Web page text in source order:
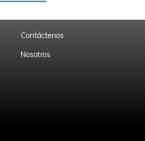
Contáctenos
Nosotros